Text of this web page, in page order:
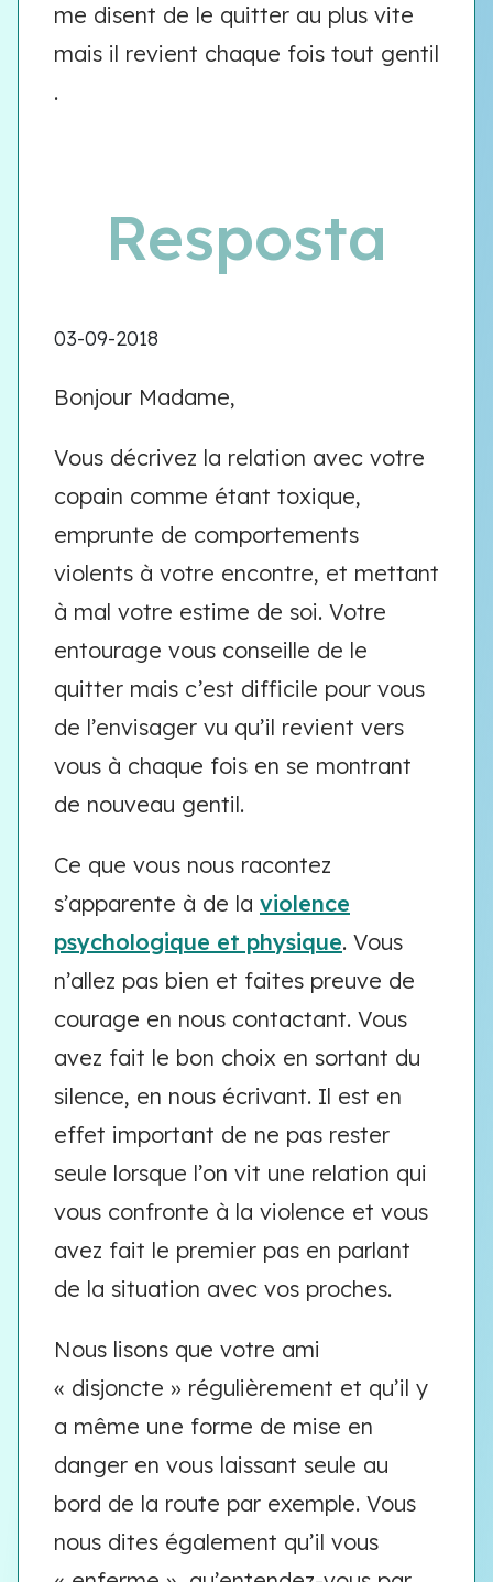
me disent de le quitter au plus vite
mais il revient chaque fois tout gentil
.
Resposta
03-09-2018
Bonjour Madame,
Vous décrivez la relation avec votre
copain comme étant toxique,
emprunte de comportements
violents à votre encontre, et mettant
à mal votre estime de soi. Votre
entourage vous conseille de le
quitter mais c’est difficile pour vous
de l’envisager vu qu’il revient vers
vous à chaque fois en se montrant
de nouveau gentil.
Ce que vous nous racontez
s’apparente à de la violence
psychologique et physique. Vous
n’allez pas bien et faites preuve de
courage en nous contactant. Vous
avez fait le bon choix en sortant du
silence, en nous écrivant. Il est en
effet important de ne pas rester
seule lorsque l’on vit une relation qui
vous confronte à la violence et vous
avez fait le premier pas en parlant
de la situation avec vos proches.
Nous lisons que votre ami
« disjoncte » régulièrement et qu’il y
a même une forme de mise en
danger en vous laissant seule au
bord de la route par exemple. Vous
nous dites également qu’il vous